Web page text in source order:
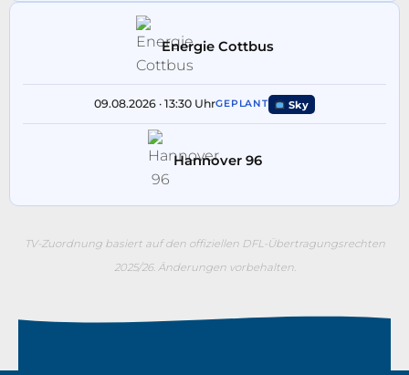
Energie Cottbus
09.08.2026 · 13:30 UhrGEPLANT Sky
Hannover 96
TV-Zuordnung basiert auf den offiziellen DFL-Übertragungsrechten
2025/26. Änderungen vorbehalten.